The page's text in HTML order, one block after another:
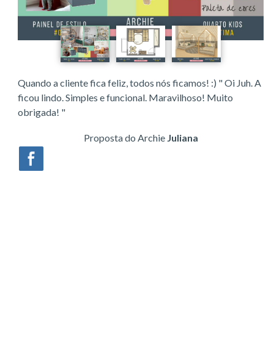
Quando a cliente fica feliz, todos nós ficamos! :) " Oi Juh. A
ficou lindo. Simples e funcional. Maravilhoso! Muito
obrigada! "
Proposta do Archie Juliana